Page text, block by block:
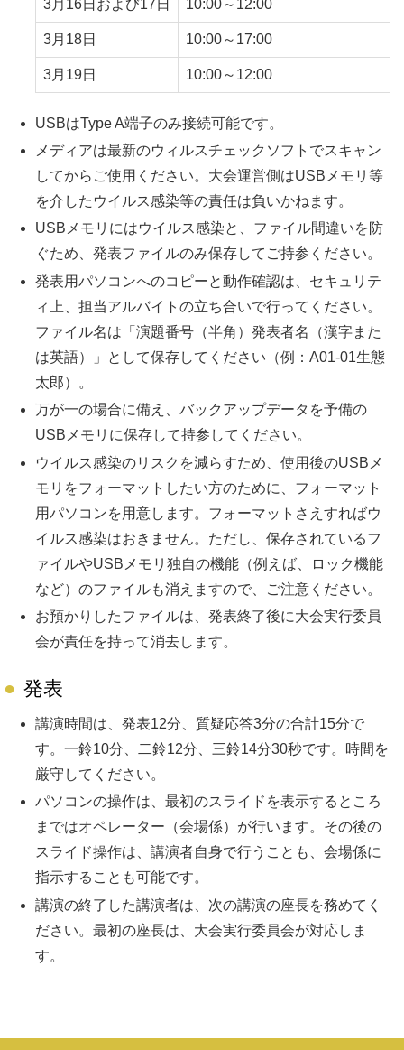
3月16日および17日 10:00～12:00
3月18日 10:00～17:00
3月19日 10:00～12:00
USBはType A端子のみ接続可能です。
メディアは最新のウィルスチェックソフトでスキャン
してからご使用ください。大会運営側はUSBメモリ等
を介したウイルス感染等の責任は負いかねます。
USBメモリにはウイルス感染と、ファイル間違いを防
ぐため、発表ファイルのみ保存してご持参ください。
発表用パソコンへのコピーと動作確認は、セキュリテ
ィ上、担当アルバイトの立ち合いで行ってください。
ファイル名は「演題番号（半角）発表者名（漢字また
は英語）」として保存してください（例：A01-01生態
太郎）。
万が一の場合に備え、バックアップデータを予備の
USBメモリに保存して持参してください。
ウイルス感染のリスクを減らすため、使用後のUSBメ
モリをフォーマットしたい方のために、フォーマット
用パソコンを用意します。フォーマットさえすればウ
イルス感染はおきません。ただし、保存されているフ
ァイルやUSBメモリ独自の機能（例えば、ロック機能
など）のファイルも消えますので、ご注意ください。
お預かりしたファイルは、発表終了後に大会実行委員
会が責任を持って消去します。
発表
講演時間は、発表12分、質疑応答3分の合計15分で
す。一鈴10分、二鈴12分、三鈴14分30秒です。時間を
厳守してください。
パソコンの操作は、最初のスライドを表示するところ
まではオペレーター（会場係）が行います。その後の
スライド操作は、講演者自身で行うことも、会場係に
指示することも可能です。
講演の終了した講演者は、次の講演の座長を務めてく
ださい。最初の座長は、大会実行委員会が対応しま
す。